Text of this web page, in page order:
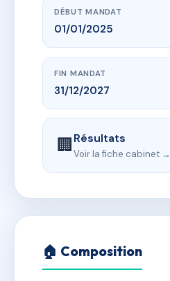
DÉBUT MANDAT
01/01/2025
FIN MANDAT
31/12/2027
🏢Résultats
Voir la fiche cabinet →
🏠 Composition